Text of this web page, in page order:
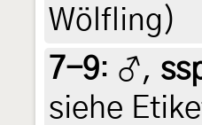
Wölfling)
7-9: ♂,
siehe